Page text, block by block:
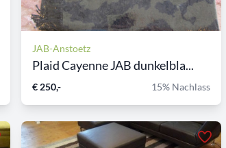
JAB-Anstoetz
Plaid Cayenne JAB dunkelbla...
€ 250,- 15% Nachlass